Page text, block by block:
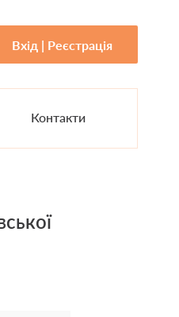
Вхід | Реєстрація
Контакти